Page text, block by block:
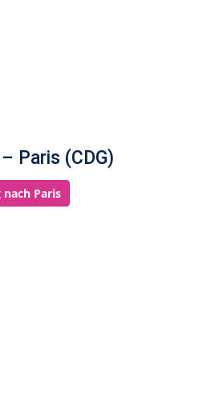
Paris (CDG)
Paris